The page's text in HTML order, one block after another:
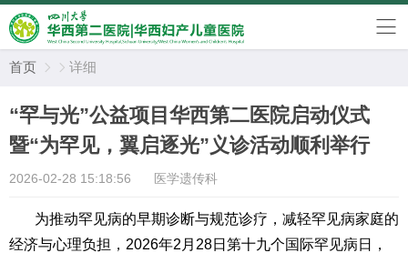
首页   详细
“罕与光”公益项目华西第二医院启动仪式
暨“为罕见，翼启逐光”义诊活动顺利举行
2026-02-28 15:18:56 医学遗传科
为推动罕见病的早期诊断与规范诊疗，减轻罕见病家庭的
经济与心理负担， 2026年2月 28日第十九个国际罕见病日，